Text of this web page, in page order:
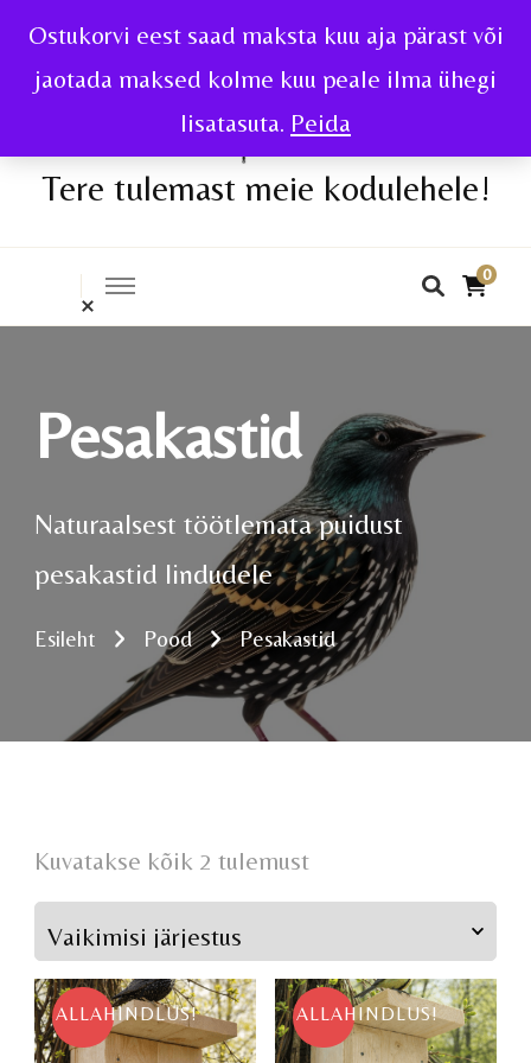
Ostukorvi eest saad maksta kuu aja pärast või
jaotada maksed kolme kuu peale ilma ühegi
lisatasuta. Peida
Tere tulemast meie kodulehele!
0
Pesakastid
Naturaalsest töötlemata puidust
pesakastid lindudele
Esileht Pood Pesakastid
Kuvatakse kõik 2 tulemust
ALLAHINDLUS! ALLAHINDLUS!